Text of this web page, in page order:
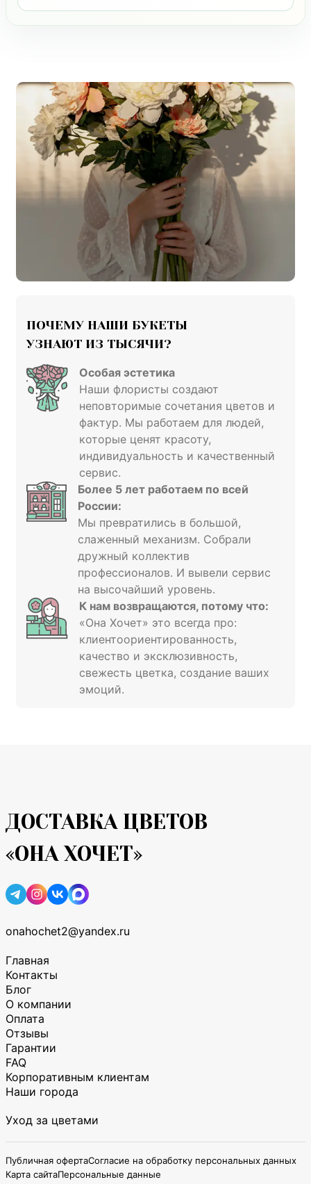
ПОЧЕМУ НАШИ БУКЕТЫ
УЗНАЮТ ИЗ ТЫСЯЧИ?
Особая эстетика
Наши флористы создают
неповторимые сочетания цветов и
фактур. Мы работаем для людей,
которые ценят красоту,
индивидуальность и качественный
сервис.
Более 5 лет работаем по всей
России:
Мы превратились в большой,
слаженный механизм. Собрали
дружный коллектив
профессионалов. И вывели сервис
на высочайший уровень.
К нам возвращаются, потому что:
«Она Хочет» это всегда про:
клиентоориентированность,
качество и эксклюзивность,
свежесть цветка, создание ваших
эмоций.
ДОСТАВКА ЦВЕТОВ
«ОНА ХОЧЕТ»
onahochet2@yandex.ru
Главная
Контакты
Блог
О компании
Оплата
Отзывы
Гарантии
FAQ
Корпоративным клиентам
Наши города
Уход за цветами
Публичная офертаСогласие на обработку персональных данных
Карта сайтаПерсональные данные